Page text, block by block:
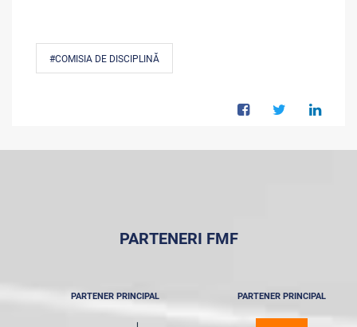
#COMISIA DE DISCIPLINĂ
PARTENERI FMF
PARTENER PRINCIPAL PARTENER PRINCIPAL